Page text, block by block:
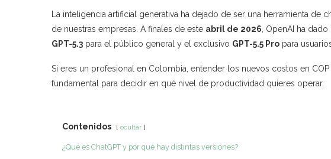
La inteligencia artificial generativa ha dejado de ser una herramienta
de nuestras empresas. A finales de este abril de 2026 , OpenAI ha
GPT-5.3 para el público general y el exclusivo GPT-5.5 Pro para
Si eres un profesional en Colombia, entender los nuevos costos en
fundamental para decidir en qué nivel de productividad quieres operar.
Contenidos ocultar
¿Qué es ChatGPT y por qué hay distintas versiones?